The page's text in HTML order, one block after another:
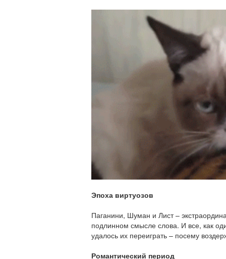
Эпоха виртуозов
Паганини, Шуман и Лист –
подлинном смысле слова. И все, как
удалось их переиграть – посему
Романтический период